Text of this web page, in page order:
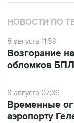
НОВОСТИ ПО
8 августа 11:59
Возгорание
обломков
8 августа 07:39
Временные
аэропорту